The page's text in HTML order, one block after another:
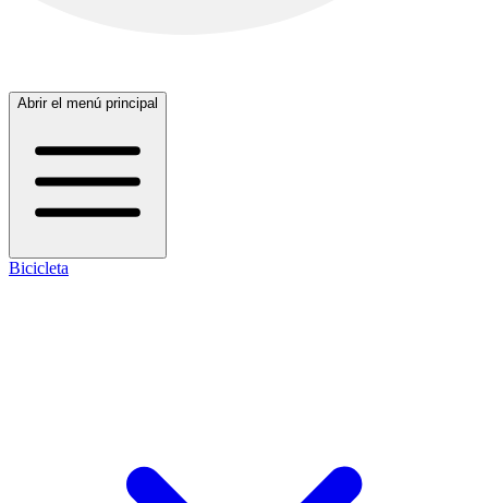
Abrir el menú principal
Bicicleta